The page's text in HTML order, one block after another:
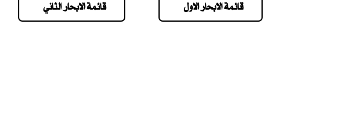
قائمة الابحار الثاني قائمة الابحار الاول